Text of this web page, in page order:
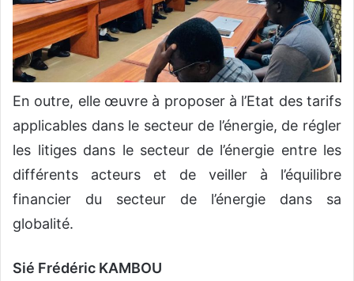
En outre, elle œuvre à proposer à l’Etat des tarifs
applicables dans le secteur de l’énergie, de régler
les litiges dans le secteur de l’énergie entre les
différents acteurs et de veiller à l’équilibre
financier du secteur de l’énergie dans sa
globalité.
Sié Frédéric KAMBOU